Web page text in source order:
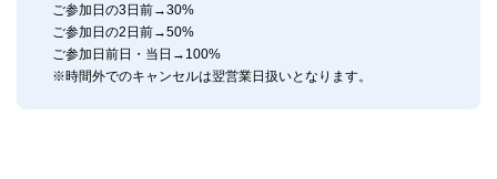
ご参加日の3日前→30%
ご参加日の2日前→50%
ご参加日前日・当日→100%
※時間外でのキャンセルは翌営業日扱いとなります。